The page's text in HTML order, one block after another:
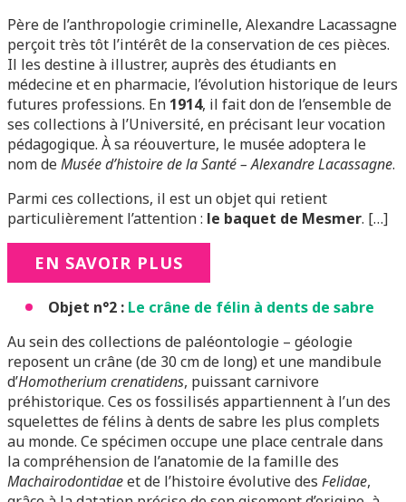
Père de l’anthropologie criminelle, Alexandre Lacassagne
perçoit très tôt l’intérêt de la conservation de ces pièces.
Il les destine à illustrer, auprès des étudiants en
médecine et en pharmacie, l’évolution historique de leurs
futures professions. En 1914, il fait don de l’ensemble de
ses collections à l’Université, en précisant leur vocation
pédagogique. À sa réouverture, le musée adoptera le
nom deMusée d’histoire de la Santé – Alexandre Lacassagne.
Parmi ces collections, il est un objet qui retient
particulièrement l’attention : le baquet de Mesmer. […]
EN SAVOIR PLUS
Objet n°2 : Le crâne de félin à dents de sabre
Au sein des collections de paléontologie – géologie
reposent un crâne (de 30 cm de long) et une mandibule
d’Homotherium crenatidens, puissant carnivore
préhistorique. Ces os fossilisés appartiennent à l’un des
squelettes de félins à dents de sabre les plus complets
au monde. Ce spécimen occupe une place centrale dans
la compréhension de l’anatomie de la famille des
Machairodontidaeet de l’histoire évolutive des Felidae,